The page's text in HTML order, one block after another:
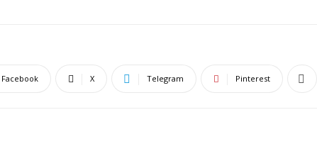
Facebook X Telegram Pinterest